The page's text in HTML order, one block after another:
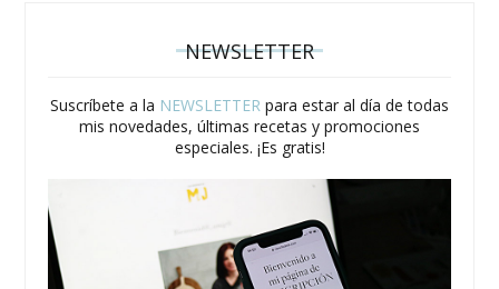
NEWSLETTER
Suscríbete a la NEWSLETTER para estar al día de todas
mis novedades, últimas recetas y promociones
especiales. ¡Es gratis!